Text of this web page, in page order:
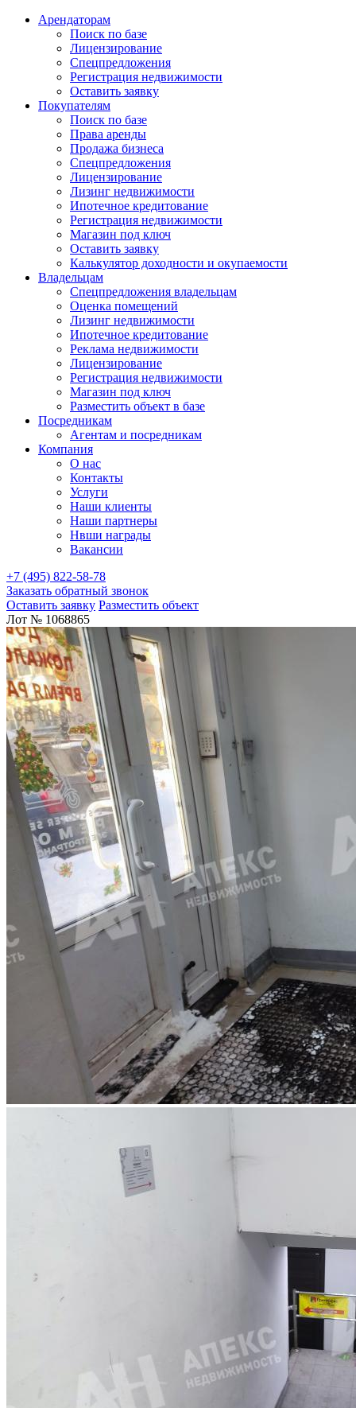
Арендаторам
Поиск по базе
Лицензирование
Спецпредложения
Регистрация недвижимости
Оставить заявку
Покупателям
Поиск по базе
Права аренды
Продажа бизнеса
Спецпредложения
Лицензирование
Лизинг недвижимости
Ипотечное кредитование
Регистрация недвижимости
Магазин под ключ
Оставить заявку
Калькулятор доходности и окупаемости
Владельцам
Спецпредложения владельцам
Оценка помещений
Лизинг недвижимости
Ипотечное кредитование
Реклама недвижимости
Лицензирование
Регистрация недвижимости
Магазин под ключ
Разместить объект в базе
Посредникам
Агентам и посредникам
Компания
О нас
Контакты
Услуги
Наши клиенты
Наши партнеры
Нвши награды
Вакансии
+7 (495) 822-58-78
Заказать обратный звонок
Оставить заявку Разместить объект
Лот № 1068865